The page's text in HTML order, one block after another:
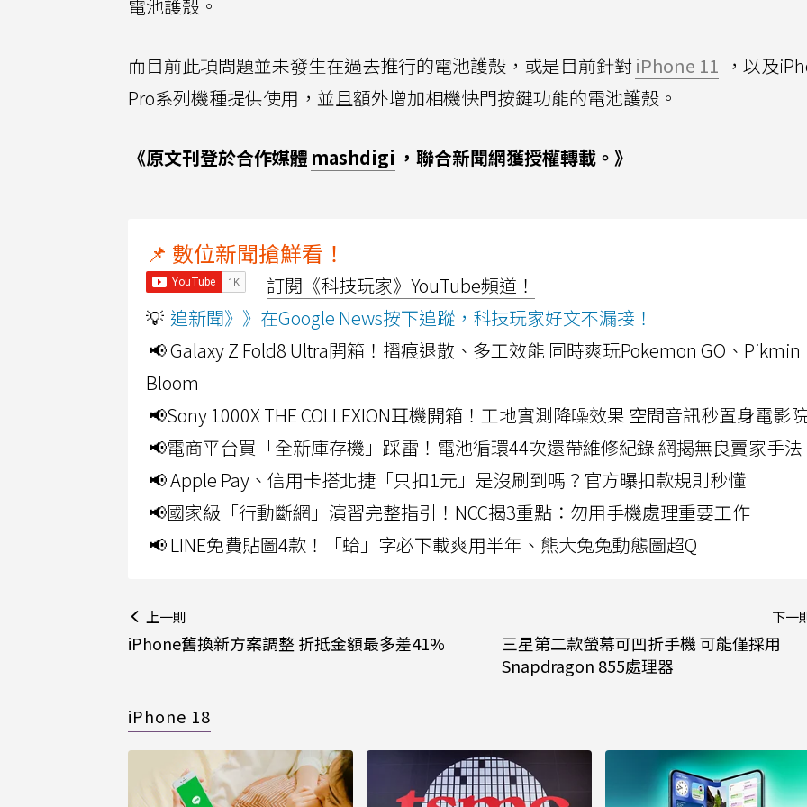
電池護殼。
而目前此項問題並未發生在過去推行的電池護殼，或是目前針對iPhone 11 ，以及
Pro系列機種提供使用，並且額外增加相機快門按鍵功能的電池護殼。
《原文刊登於合作媒體 mashdigi ，聯合新聞網獲授權轉載。》
📌 數位新聞搶鮮看！
訂閱《科技玩家》YouTube頻道！
💡 追新聞》》在Google News按下追蹤，科技玩家好文不漏接！
📢 Galaxy Z Fold8 Ultra開箱！摺痕退散、多工效能 同時爽玩Pokemon GO、Pikmin
Bloom
📢Sony 1000X THE COLLEXION耳機開箱！工地實測降噪效果 空間音訊秒置身電影
📢電商平台買「全新庫存機」踩雷！電池循環44次還帶維修紀錄 網揭無良賣家手法
📢 Apple Pay、信用卡搭北捷「只扣1元」是沒刷到嗎？官方曝扣款規則秒懂
📢國家級「行動斷網」演習完整指引！NCC揭3重點：勿用手機處理重要工作
📢 LINE免費貼圖4款！「蛤」字必下載爽用半年、熊大兔兔動態圖超Q
上一則
iPhone舊換新方案調整 折抵金額最多差41%
下一
三星第二款螢幕可凹折手機 可能僅採用
Snapdragon 855處理器
iPhone 18